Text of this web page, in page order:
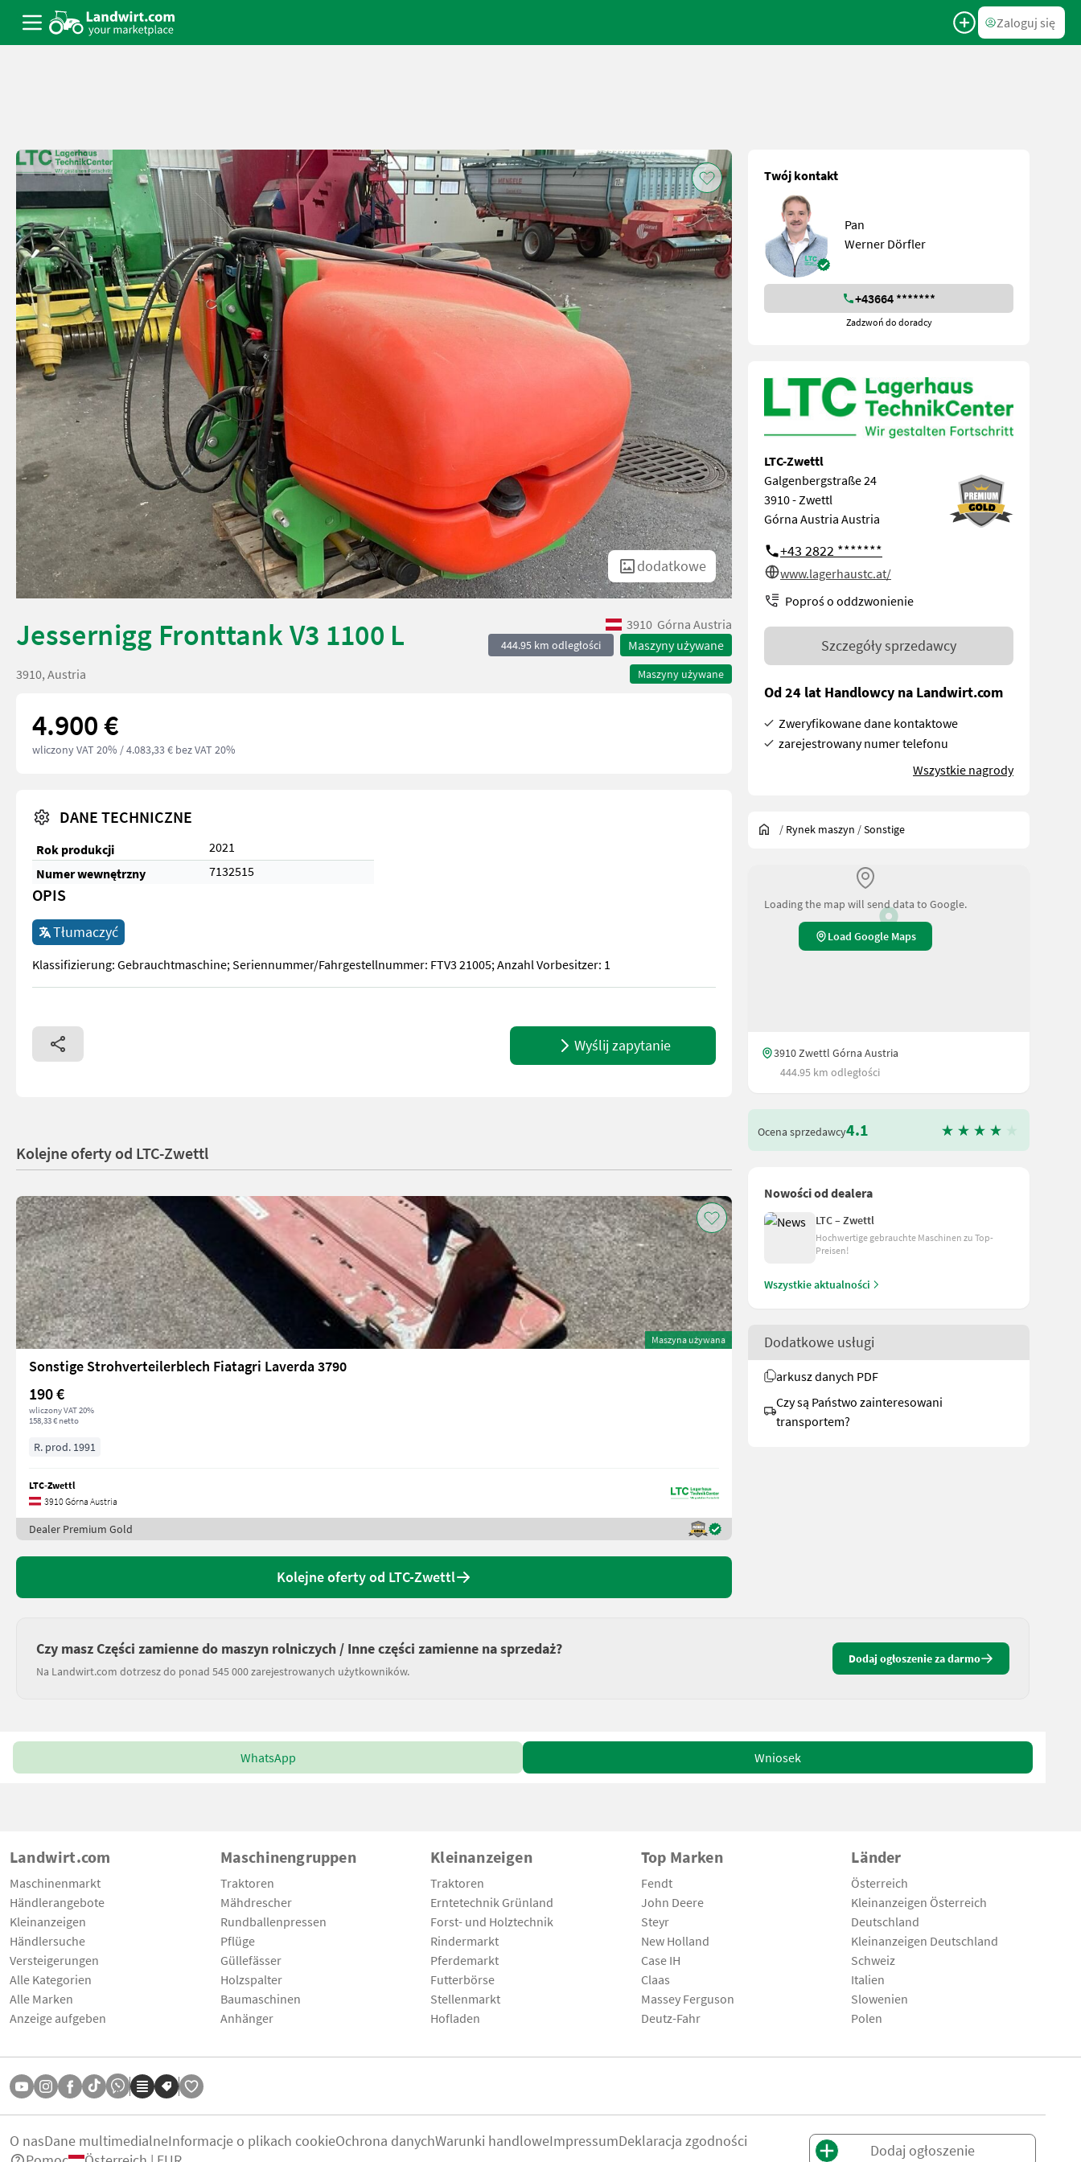
Zaloguj się
dodatkowe
Jessernigg Fronttank V3 1100 L 3910 Górna Austria
444.95 km odległości Maszyny używane
Maszyny używane
3910, Austria
4.900 €
wliczony VAT 20% / 4.083,33 € bez VAT 20%
DANE TECHNICZNE
Rok produkcji
2021
Numer wewnętrzny
7132515
OPIS
Tłumaczyć
Klassifizierung: Gebrauchtmaschine; Seriennummer/Fahrgestellnummer: FTV3 21005; Anzahl Vorbesitzer: 1
Klassifizierung: Gebrauchtmaschine; Seriennummer/Fahrgestellnummer: FTV3 21005; Anzahl Vorbesitzer: 1
Wyślij zapytanie
Twój kontakt
Pan
Werner Dörfler
+43664 *******
Zadzwoń do doradcy
LTC-Zwettl
Galgenbergstraße 24
3910 - Zwettl
Górna Austria Austria
+43 2822 *******
www.lagerhaustc.at/
Poproś o oddzwonienie
Szczegóły sprzedawcy
Od 24 lat Handlowcy na Landwirt.com
Zweryfikowane dane kontaktowe
zarejestrowany numer telefonu
Wszystkie nagrody
/ Rynek maszyn /Sonstige
Loading the map will send data to Google.
Load Google Maps
3910 Zwettl Górna Austria
444.95 km odległości
Ocena sprzedawcy4.1
Nowości od dealera
LTC – Zwettl
Hochwertige gebrauchte Maschinen zu Top-
Preisen!
Wszystkie aktualności
Dodatkowe usługi
arkusz danych PDF
Czy są Państwo zainteresowani
transportem?
Kolejne oferty od LTC-Zwettl
Maszyna używana
Sonstige Strohverteilerblech Fiatagri Laverda 3790
190 €
wliczony VAT 20%
158,33 € netto
R. prod. 1991
LTC-Zwettl
3910 Górna Austria
Dealer Premium Gold
Sonstige Rapstisch 420 Fiatagri Laverda 3790
490 €
wliczony VAT 20%
408,33 € netto
Kolejne oferty od LTC-Zwettl
Czy masz Części zamienne do maszyn rolniczych / Inne części zamienne na sprzedaż?
Na Landwirt.com dotrzesz do ponad 545 000 zarejestrowanych użytkowników.
Dodaj ogłoszenie za darmo
WhatsApp Wniosek
Landwirt.com
Maschinenmarkt
Händlerangebote
Kleinanzeigen
Händlersuche
Versteigerungen
Alle Kategorien
Alle Marken
Anzeige aufgeben
Maschinengruppen
Traktoren
Mähdrescher
Rundballenpressen
Pflüge
Güllefässer
Holzspalter
Baumaschinen
Anhänger
Kleinanzeigen
Traktoren
Erntetechnik Grünland
Forst- und Holztechnik
Rindermarkt
Pferdemarkt
Futterbörse
Stellenmarkt
Hofladen
Top Marken
Fendt
John Deere
Steyr
New Holland
Case IH
Claas
Massey Ferguson
Deutz-Fahr
Länder
Österreich
Kleinanzeigen Österreich
Deutschland
Kleinanzeigen Deutschland
Schweiz
Italien
Slowenien
Polen
O nasDane multimedialneInformacje o plikach cookieOchrona danychWarunki handloweImpressumDeklaracja zgodności
Dodaj ogłoszenie